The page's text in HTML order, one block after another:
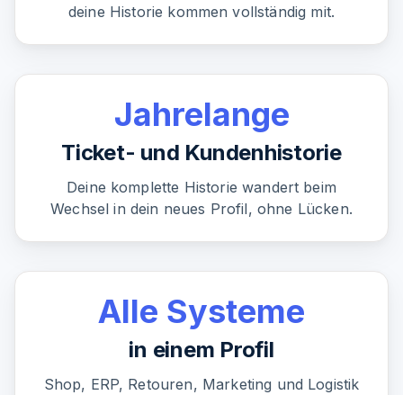
deine Historie kommen vollständig mit.
Jahrelange
Ticket- und Kundenhistorie
Deine komplette Historie wandert beim
Wechsel in dein neues Profil, ohne Lücken.
Alle Systeme
in einem Profil
Shop, ERP, Retouren, Marketing und Logistik